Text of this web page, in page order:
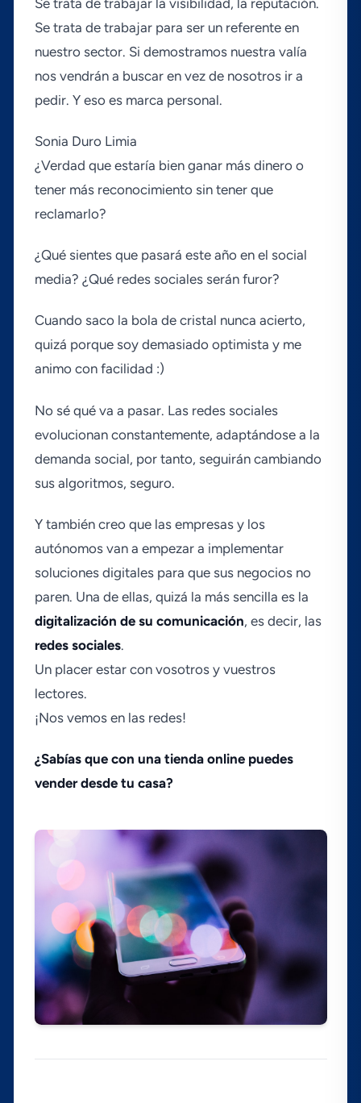
Se trata de trabajar para ser un referente en
nuestro sector. Si demostramos nuestra valí­a
nos vendrán a buscar en vez de nosotros ir a
pedir. Y eso es marca personal.
Sonia Duro Limia
¿Verdad que estarí­a bien ganar más dinero o
tener más reconocimiento sin tener que
reclamarlo?
¿Qué sientes que pasará este año en el social
media? ¿Qué redes sociales serán furor?
Cuando saco la bola de cristal nunca acierto,
quizá porque soy demasiado optimista y me
animo con facilidad :)
No sé qué va a pasar. Las redes sociales
evolucionan constantemente, adaptándose a la
demanda social, por tanto, seguirán cambiando
sus algoritmos, seguro.
Y también creo que las empresas y los
autónomos van a empezar a implementar
soluciones digitales para que sus negocios no
paren. Una de ellas, quizá la más sencilla es la
digitalización de su comunicación, es decir, las
redes sociales.
Un placer estar con vosotros y vuestros
lectores.
¡Nos vemos en las redes!
¿Sabí­as que con una tienda online puedes
vender desde tu casa?